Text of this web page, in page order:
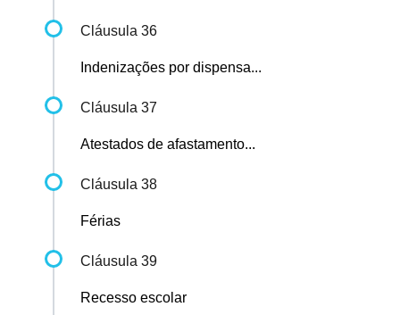
Cláusula 36
Indenizações por dispensa...
Cláusula 37
Atestados de afastamento...
Cláusula 38
Férias
Cláusula 39
Recesso escolar